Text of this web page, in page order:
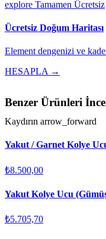
explore Tamamen Ücretsiz
Ücretsiz Doğum Haritası
Element dengenizi ve
HESAPLA →
Benzer Ürünleri
Kaydırın arrow_forward
Yakut / Garnet Kolye
₺8.500,00
Yakut Kolye Ucu
₺5.705,70